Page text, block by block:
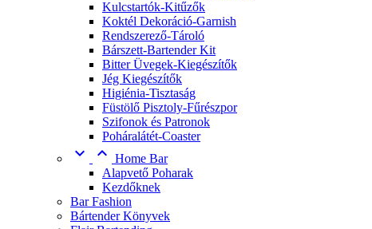
Kulcstartók-Kitűzők
Koktél Dekoráció-Garnish
Rendszerező-Tároló
Bárszett-Bartender Kit
Bitter Üvegek-Kiegészítők
Jég Kiegészítők
Higiénia-Tisztaság
Füstölő Pisztoly-Fűrészpor
Szifonok és Patronok
Poháralátét-Coaster
  Home Bar
Alapvető Poharak
Kezdőknek
Bar Fashion
Bártender Könyvek